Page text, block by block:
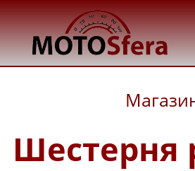
Шестерня